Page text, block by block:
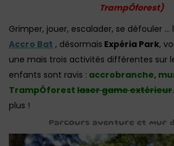
TrampÔforest)
Grimper, jouer, escalader, se défouler …
Accro Bat , désormais Expéria Park,
une mais trois activités différentes sur
enfants sont ravis : accrobranche,
TrampÔforest laser game extérieur
plus !
Parcours aventure et mur